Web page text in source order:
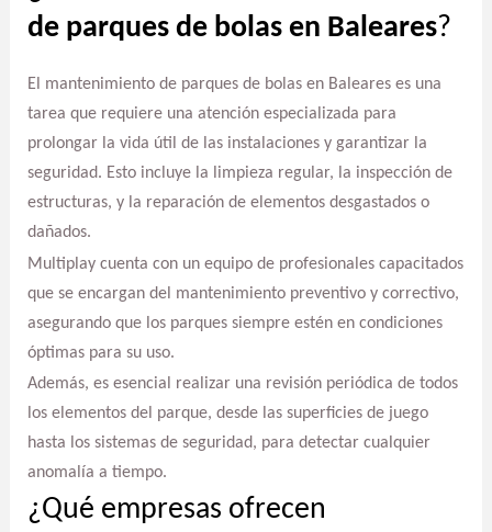
de parques de bolas en Baleares?
El mantenimiento de parques de bolas en Baleares es una
tarea que requiere una atención especializada para
prolongar la vida útil de las instalaciones y garantizar la
seguridad. Esto incluye la limpieza regular, la inspección de
estructuras, y la reparación de elementos desgastados o
dañados.
Multiplay cuenta con un equipo de profesionales capacitados
que se encargan del mantenimiento preventivo y correctivo,
asegurando que los parques siempre estén en condiciones
óptimas para su uso.
Además, es esencial realizar una revisión periódica de todos
los elementos del parque, desde las superficies de juego
hasta los sistemas de seguridad, para detectar cualquier
anomalía a tiempo.
¿Qué empresas ofrecen